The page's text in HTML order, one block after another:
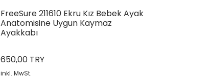
FreeSure 211610 Ekru Kız Bebek Ayak
Anatomisine Uygun Kaymaz
Ayakkabı
650,00 TRYPreis
inkl. MwSt.